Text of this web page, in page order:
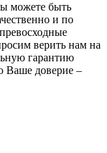
можете быть
и по
верить нам на
гарантию
Ваше доверие –